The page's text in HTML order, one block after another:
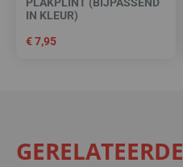
IN KLEUR)
€7,95